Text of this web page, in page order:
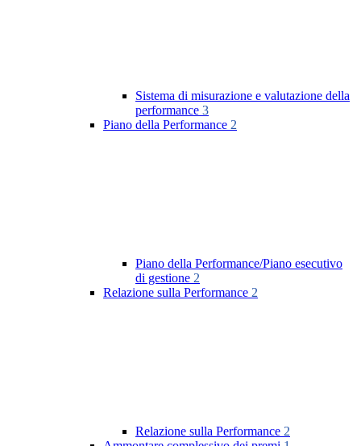
Sistema di misurazione e valutazione della
performance 3
Piano della Performance 2
Piano della Performance/Piano esecutivo
di gestione 2
Relazione sulla Performance 2
Relazione sulla Performance 2